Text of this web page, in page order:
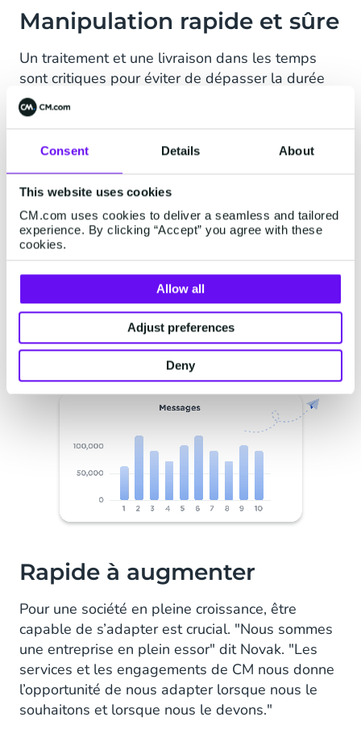
Consent Details About
This website uses cookies
CM.com uses cookies to deliver a seamless and tailored
experience. By clicking “Accept” you agree with these
cookies.
Allow all
Adjust preferences
Deny
Manipulation rapide et sûre
Un traitement et une livraison dans les temps
sont critiques pour éviter de dépasser la durée
autorisée du stationnement et la possibilité
d’avoir à payer une amende. Novak croit au
également été lancé un service de paiement par
SMS supplémentaire lorsque les propriétaires de
bateaux paient pour leur amarrage.
La plateforme SMS de CM envoie les messages
d’une manière sûre, rapide avec un rayonnement
Rapide à augmenter
Pour une société en pleine croissance, être
capable de s’adapter est crucial. "Nous sommes
une entreprise en plein essor" dit Novak. "Les
services et les engagements de CM nous donne
l’opportunité de nous adapter lorsque nous le
souhaitons et lorsque nous le devons."